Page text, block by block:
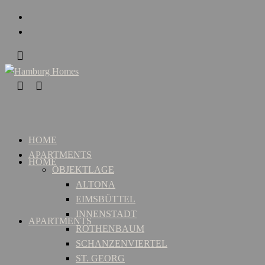
HOME
APARTMENTS
HOME
APARTMENTS
OBJEKTLAGE
ALTONA
EIMSBÜTTEL
INNENSTADT
ROTHENBAUM
SCHANZENVIERTEL
ST. GEORG